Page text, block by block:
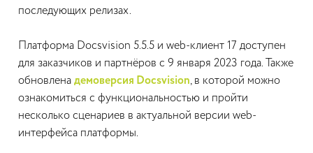
последующих релизах.
Платформа Docsvision 5.5.5 и web-клиент 17 доступен
для заказчиков и партнёров с 9 января 2023 года. Также
обновлена демоверсия Docsvision, в которой можно
ознакомиться с функциональностью и пройти
несколько сценариев в актуальной версии web-
интерфейса платформы.